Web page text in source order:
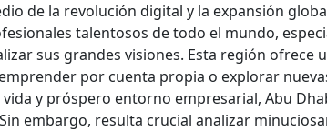
de la revolución digital y la expansión
talentosos de todo el mundo,
sus grandes visiones. Esta región ofrece
por cuenta propia o explorar
vida y próspero entorno empresarial, Abu
embargo, resulta crucial analizar